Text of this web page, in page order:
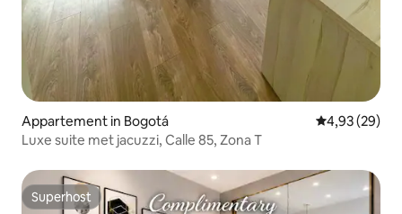
Appartement in Bogotá Gemiddelde
4,93 (29)
Luxe suite met jacuzzi, Calle 85, Zona T
Superhost
Superhost